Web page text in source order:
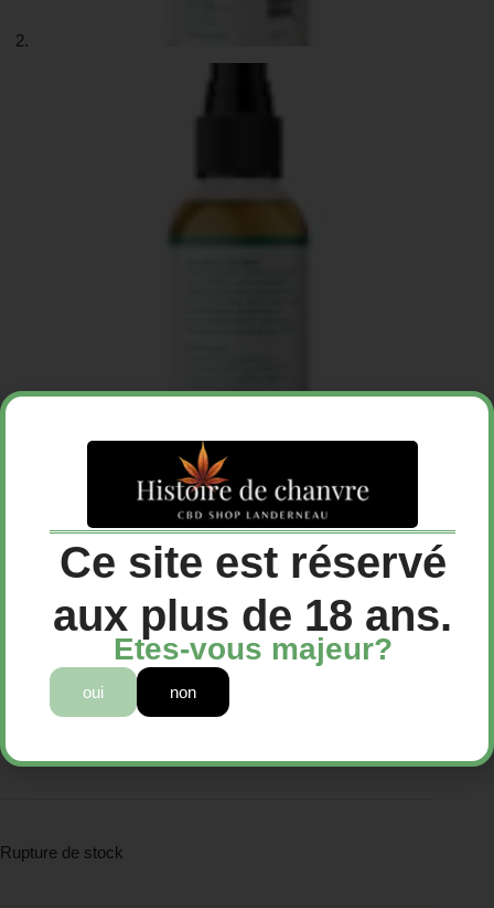
Spray CBD pour Chien –
BOTACALM™ saveur Boeuf
Spray CBD pour Chien – BOTACALM™ saveur Boeuf
34,90€
Rupture de stock
Ce site est réservé
aux plus de 18 ans.
Etes-vous majeur?
oui non